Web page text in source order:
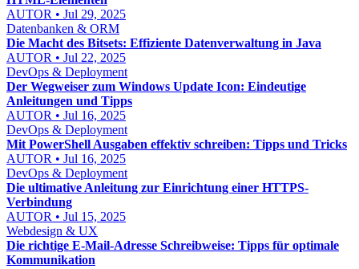
AUTOR • Jul 29, 2025
Datenbanken & ORM
Die Macht des Bitsets: Effiziente Datenverwaltung in Java
AUTOR • Jul 22, 2025
DevOps & Deployment
Der Wegweiser zum Windows Update Icon: Eindeutige
Anleitungen und Tipps
AUTOR • Jul 16, 2025
DevOps & Deployment
Mit PowerShell Ausgaben effektiv schreiben: Tipps und Tricks
AUTOR • Jul 16, 2025
DevOps & Deployment
Die ultimative Anleitung zur Einrichtung einer HTTPS-
Verbindung
AUTOR • Jul 15, 2025
Webdesign & UX
Die richtige E-Mail-Adresse Schreibweise: Tipps für optimale
Kommunikation